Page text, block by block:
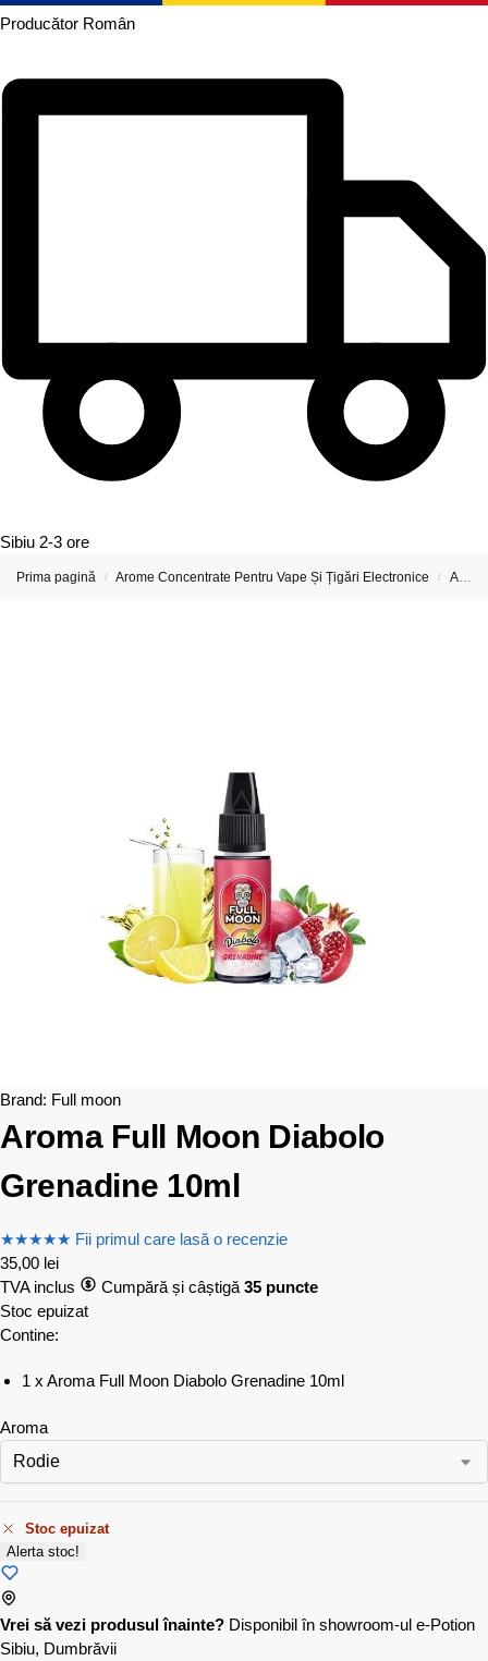
Producător Român
Sibiu 2-3 ore
Prima pagină / Arome Concentrate Pentru Vape Și Țigări Electronice / Arome Concentrate Full Moon
Brand: Full moon
Aroma Full Moon Diabolo
Grenadine 10ml
★★★★★ Fii primul care lasă o recenzie
35,00 lei
TVA inclus
Cumpără și câștigă 35 puncte
Stoc epuizat
Contine:
1 x Aroma Full Moon Diabolo Grenadine 10ml
Aroma
Stoc epuizat
Alerta stoc!
Vrei să vezi produsul înainte? Disponibil în showroom-ul e-Potion
Sibiu, Dumbrăvii